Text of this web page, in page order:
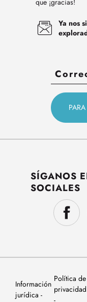
que ¡gracias!
Ya nos
SÍGANOS
SOCIALES
Información
jurídica
Política de
privacidad